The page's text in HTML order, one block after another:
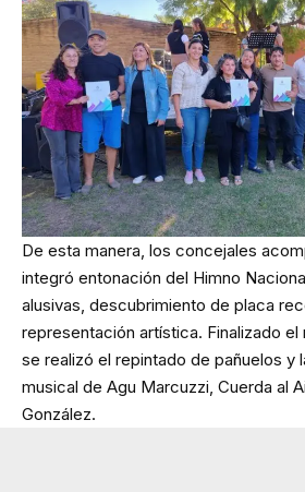
De esta manera, los concejales
integró entonación del Himno
alusivas, descubrimiento de placa
representación artística. Finalizado
se realizó el repintado de pañuelos y
musical de Agu Marcuzzi, Cuerda al
González.